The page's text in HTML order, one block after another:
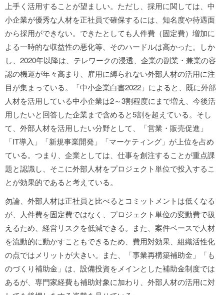
上手く活用することが望ましい。ただし、採用に関しては、中
小企業が優秀な人材を正社員で確保するには、知名度や待遇面
から採用ができない。できたとしても人件費（固定費）増加に
よる一時的な収益性の悪化等、そのハードルは高かった。しか
し、2020年以降は、テレワークの浸透、企業の副業・兼業の容
認の機運が年々高まり、雇用に縛られない外部人材の活用に注
目が集まっている。「中小企業白書2022」によると、既に外部
人材を活用している中小企業は2～3割程度にまで増え、今後活
用したいと回答した企業まで含めると5割を超えている。そし
て、外部人材を活用したい分野として、「営業・販売促進」
「IT導入」「新規事業開発」「マーケティング」が上位を占め
ている。つまり、企業としては、仕事を創注することが重点課
題と認識し、そこに外部人材をプロジェクト単位で投入するこ
とが効果的であると考えている。
勿論、外部人材は正社員と比べるとコミットメントは低くなる
が、人件費を固定費ではなく、プロジェクト単位の変動費で扱
えるため、経営リスクを低減できる。また、案件ベースで人材
を流動的に動かすこともできるため、費用対効果、組織活性化
の点ではメリットが大きい。また、「事業再構築補助金」「も
のづくり補助金」は、設備投資をメインとした補助金制度では
あるが、専門家経費も補助対象に加わり、外部人材の活用に対